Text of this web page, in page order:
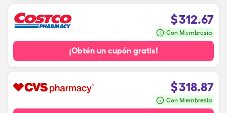
$312.67
Con Membresía
¡Obtén un cupón gratis!
$318.87
Con Membresía